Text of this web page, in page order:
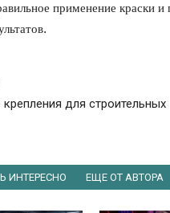
применение краски
для строительных
ИНТЕРЕСНО ЕЩЕ ОТ АВТОРА